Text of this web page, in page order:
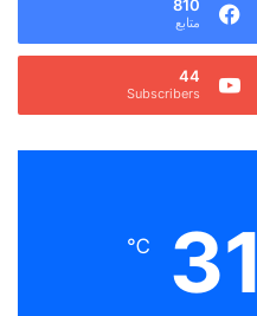
810
متابع
44
Subscribers
31
℃